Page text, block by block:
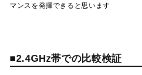
マンスを発揮できると思います
■2.4GHz帯での比較検証